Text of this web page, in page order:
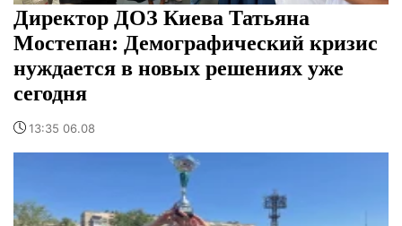
Директор ДОЗ Киева Татьяна
Мостепан: Демографический кризис
нуждается в новых решениях уже
сегодня
13:35 06.08